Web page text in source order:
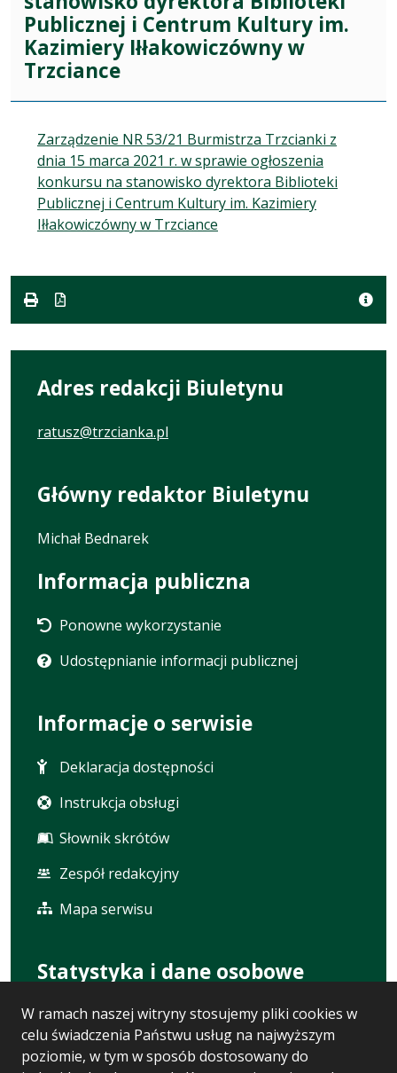
W ramach naszej witryny stosujemy pliki cookies w
celu świadczenia Państwu usług na najwyższym
poziomie, w tym w sposób dostosowany do
Publicznej i Centrum Kultury im.
Kazimiery Iłłakowiczówny w
Trzciance
Zarządzenie NR 53/21 Burmistrza Trzcianki z
dnia 15 marca 2021 r. w sprawie ogłoszenia
konkursu na stanowisko dyrektora Biblioteki
Publicznej i Centrum Kultury im. Kazimiery
Iłłakowiczówny w Trzciance
Adres redakcji Biuletynu
ratusz@trzcianka.pl
Główny redaktor Biuletynu
Michał Bednarek
Informacja publiczna
Ponowne wykorzystanie
Udostępnianie informacji publicznej
Informacje o serwisie
Deklaracja dostępności
Instrukcja obsługi
Słownik skrótów
Zespół redakcyjny
Mapa serwisu
Statystyka i dane osobowe
Statystyki oglądalności
Ostatnio dodane